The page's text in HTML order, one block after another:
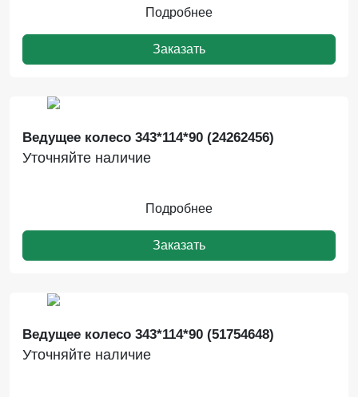
Подробнее
Заказать
Ведущее колесо 343*114*90 (24262456)
Уточняйте наличие
Подробнее
Заказать
Ведущее колесо 343*114*90 (51754648)
Уточняйте наличие